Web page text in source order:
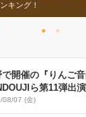
キング！
で開催の『りんご
ら第11弾出
08/07 (金)